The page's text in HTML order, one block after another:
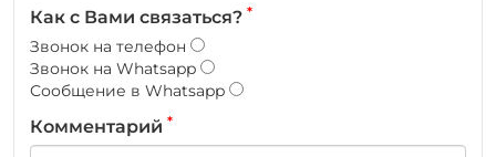
Как с Вами связаться? *
Звонок на телефон
Звонок на Whatsapp
Сообщение в Whatsapp
Комментарий *